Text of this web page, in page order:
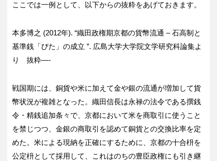
ここでは一例として、以下からの抜粋をあげておきます。
本多博之 (2012年). “織田政権期京都の貨幣流通 – 石高制と
基準銭「びた」の成立 ”. 広島大学大学院文学研究科論集よ
り 抜粋—-
戦国期には、銅貨や米に加えて金や銀の流通が増加して貨
幣状況が複雑となった。織田信長は永禄の法令である撰銭
令・精銭追加条々で、京都において米を商取引に使うこと
を禁じつつ、金銀の商取引を認めて銅貨との交換比率を定
めた。米による現納を正確にするために、京都の十合枡を
公定枡として採用して、これはのちの豊臣政権にも引き継